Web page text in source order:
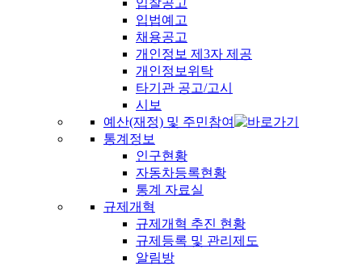
입찰공고
입법예고
채용공고
개인정보 제3자 제공
개인정보위탁
타기관 공고/고시
시보
예산(재정) 및 주민참여
통계정보
인구현황
자동차등록현황
통계 자료실
규제개혁
규제개혁 추진 현황
규제등록 및 관리제도
알림방